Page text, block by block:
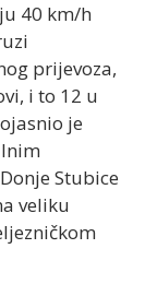
40 km/h
prijevoza,
i to 12 u
je
Stubice
veliku